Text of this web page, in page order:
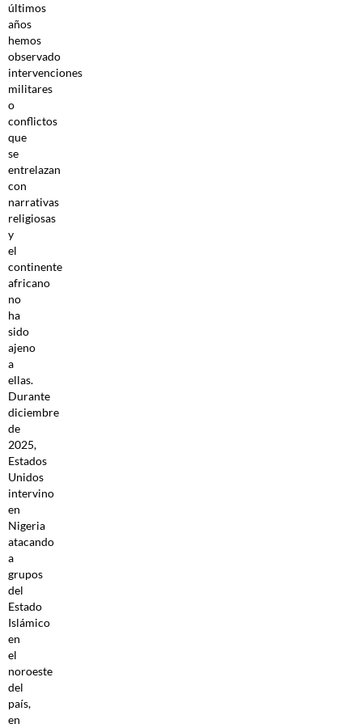
últimos
años
hemos
observado
intervenciones
militares
o
conflictos
que
se
entrelazan
con
narrativas
religiosas
y
el
continente
africano
no
ha
sido
ajeno
a
ellas.
Durante
diciembre
de
2025,
Estados
Unidos
intervino
en
Nigeria
atacando
a
grupos
del
Estado
Islámico
en
el
noroeste
del
país,
en